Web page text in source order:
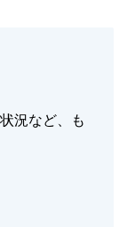
況など、も